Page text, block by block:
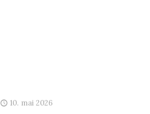
10. mai 2026